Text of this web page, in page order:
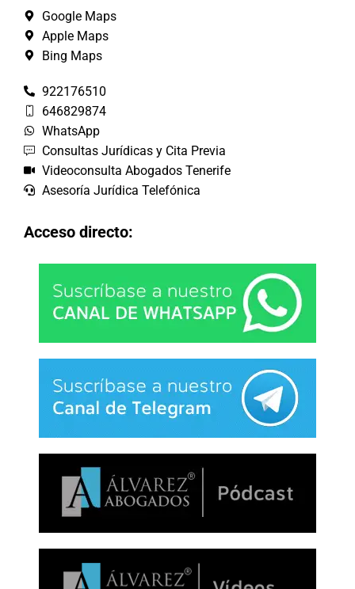
Google Maps
Apple Maps
Bing Maps
922176510
646829874
WhatsApp
Consultas Jurídicas y Cita Previa
Videoconsulta Abogados Tenerife
Asesoría Jurídica Telefónica
Acceso directo: